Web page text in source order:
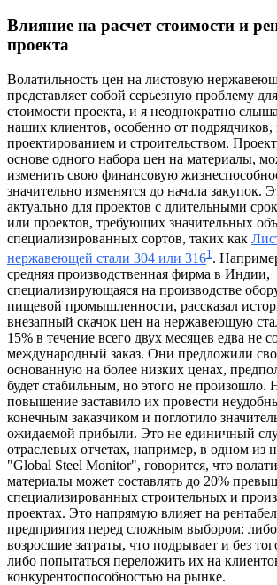
Влияние на расчет стоимости и
проекта
Волатильность цен на листовую
представляет собой серьезную проблему
стоимости проекта, и я неоднократно
наших клиентов, особенно от
проектированием и строительством.
основе одного набора цен на материалы,
изменить свою финансовую
значительно изменятся до начала закупок.
актуально для проектов с длительными
или проектов, требующих значительных
специализированных сортов, таких как
нержавеющей стали 304 или 3161 .
средняя производственная фирма в Индии,
специализирующаяся на производстве
пищевой промышленности, рассказал
внезапный скачок цен на нержавеющую
15% в течение всего двух месяцев едва не
международный заказ. Они предложили
основанную на более низких ценах,
будет стабильным, но этого не произошло.
повышение заставило их провести
конечным заказчиком и поглотило
ожидаемой прибыли. Это не единичный
отраслевых отчетах, например, в одном из
"Global Steel Monitor", говорится, что
материалы может составлять до 20%
специализированных строительных и
проектах. Это напрямую влияет на
предприятия перед сложным выбором: либо
возросшие затраты, что подрывает и без
либо попытаться переложить их на
конкурентоспособностью на рынке.